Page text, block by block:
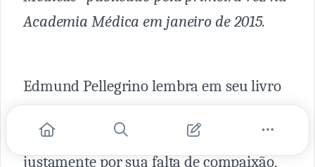
Academia Médica em janeiro de 2015.
Edmund Pellegrino lembra em seu livro
criticam o médico contemporâneo
justamente por sua falta de compaixão,